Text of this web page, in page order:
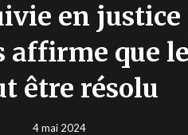
en justice
que
être résolu
4 mai 2024